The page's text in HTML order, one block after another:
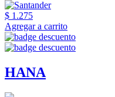
$ 1.275
Agregar a carrito
HANA